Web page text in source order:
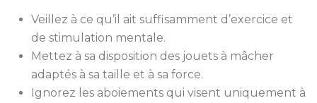
Veillez à ce qu’il ait suffisamment d’exercice et
de stimulation mentale.
Mettez à sa disposition des jouets à mâcher
adaptés à sa taille et à sa force.
Ignorez les aboiements qui visent uniquement à